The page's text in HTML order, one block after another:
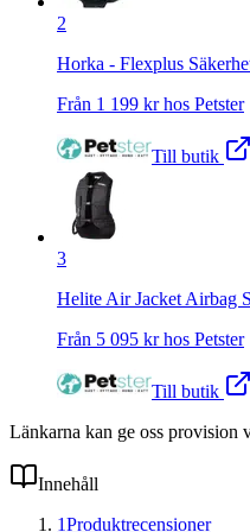
2
Horka - Flexplus
Från 1 199 kr hos Petster
Till butik
3
Helite Air Jacket Airbag
Från 5 095 kr hos Petster
Till butik
Länkarna kan ge oss provision
Innehåll
1Produktrecensioner